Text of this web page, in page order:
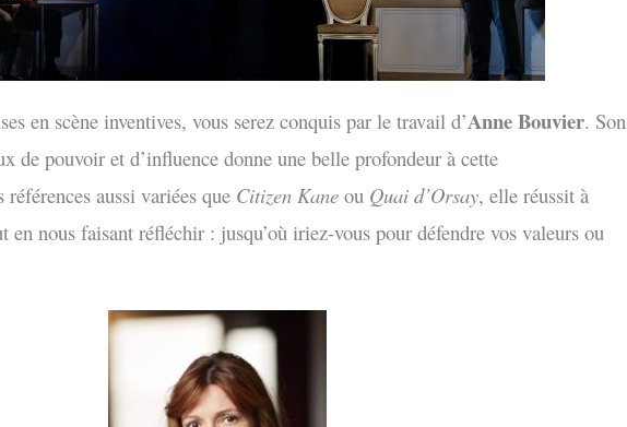
en scène inventives, vous serez conquis par le travail d’Anne Bouvier. Son
de pouvoir et d’influence donne une belle profondeur à cette
références aussi variées que Citizen Kane ou Quai d’Orsay, elle réussit à
en nous faisant réfléchir : jusqu’où iriez-vous pour défendre vos valeurs ou